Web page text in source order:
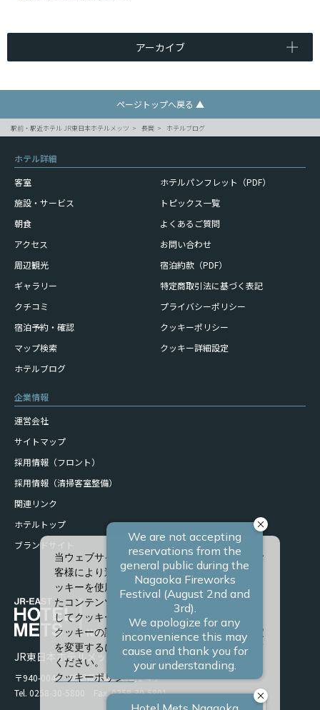
アーカイブ
ページトップへ戻る ▲
駅前・駅近ホテル JR東日本ホテルメッツ 長岡 ホテルブログ
ホテル詳細
客室
施設・サービス
朝食
アクセス
周辺観光
ギャラリー
クチコミ
宿泊予約・確認
マップ検索
ホテルブログ
ホテルパンフレット（PDF）
トピックス一覧
よくあるご質問
お問い合わせ
宿泊約款（PDF）
特定商取引法に基づく表記
プライバシーポリシー
クッキーポリシー
クッキー詳細設定
企業情報
運営会社
サイトマップ
採用情報（フロント）
採用情報（清掃客室整備）
関連リンク
ホテルトップ
ブランドサイト
JR東日本ホテルメッツ 長岡
〒940-0048 新潟県長岡市台町2-4-9
Tel. 0258-30-5800 Fax. 0258-30-5801
当ウェブサイトでは、サービスの向上、またお
客様により適したサービスを提供するため、ク
ッキーを使用しています。また、お客様に合っ
たコンテンツや広告を表示させることを目的と
してクッキーを使用する場合があります。
クッキーの詳細や、クッキーの種類ごとに設定
を変更するには、「詳細設定」をクリックして
ください。
クッキーポリシー
すべて許可